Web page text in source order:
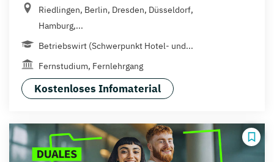
Riedlingen, Berlin, Dresden, Düsseldorf,
Hamburg,...
Betriebswirt (Schwerpunkt Hotel- und...
Fernstudium, Fernlehrgang
Kostenloses Infomaterial